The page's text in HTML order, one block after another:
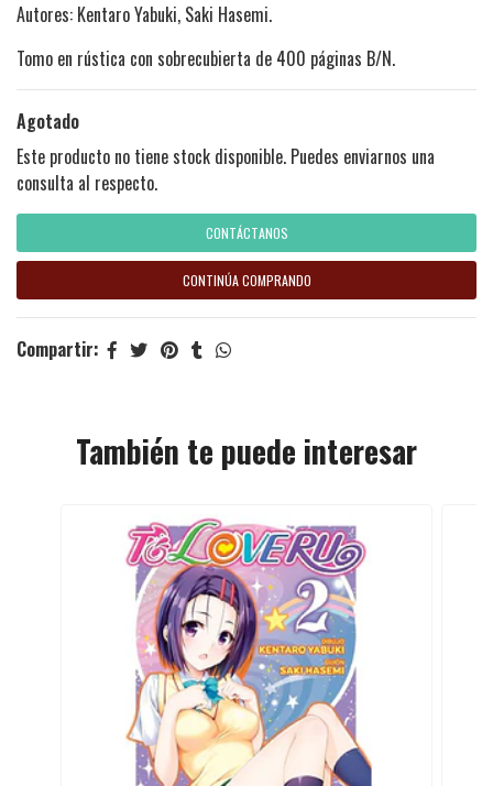
Autores: Kentaro Yabuki, Saki Hasemi.
Tomo en rústica con sobrecubierta de 400 páginas B/N.
Agotado
Este producto no tiene stock disponible. Puedes enviarnos una
consulta al respecto.
CONTÁCTANOS
CONTINÚA COMPRANDO
Compartir:
También te puede interesar